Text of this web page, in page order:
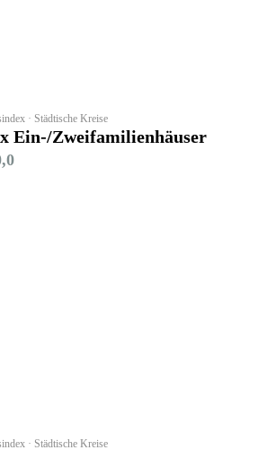
· Städtische Kreise
Ein-/Zweifamilienhäuser
· Städtische Kreise